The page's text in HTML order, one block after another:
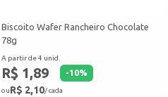
Biscoito Wafer Rancheiro Chocolate
78g
A partir de 4 unid.
R$ 1,89 -10%
ouR$ 2,10/ cada